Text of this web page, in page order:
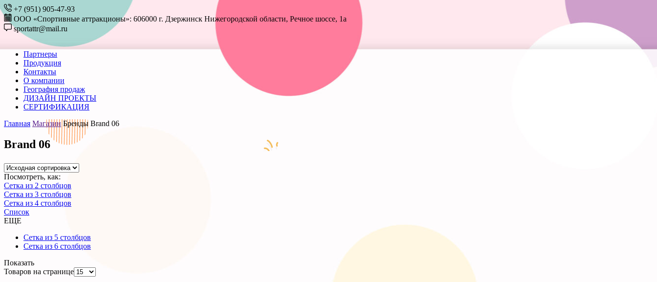
+7 (951) 905-47-93
ООО «Спортивные аттракционы»: 606000 г. Дзержинск Нижегородской области, Речное шоссе, 1а
sportattr@mail.ru
Партнеры
Продукция
Контакты
О компании
География продаж
ДИЗАЙН ПРОЕКТЫ
СЕРТИФИКАЦИЯ
Главная Магазин Бренды Brand 06
Brand 06
Посмотреть, как:
Сетка из 2 столбцов
Сетка из 3 столбцов
Сетка из 4 столбцов
Список
ЕЩЕ
Сетка из 5 столбцов
Сетка из 6 столбцов
Показать
Товаров на странице